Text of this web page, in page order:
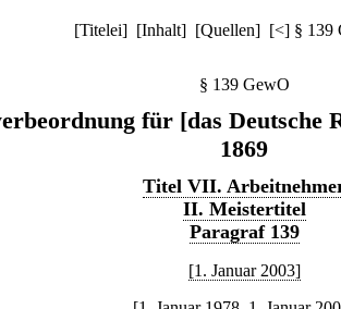
[Titelei] [Inhalt] [Quellen] [<] § 139
§ 139 GewO
für [das Deutsche
1869
Titel VII.
II. Meistertitel
Paragraf 139
[1. Januar 2003]